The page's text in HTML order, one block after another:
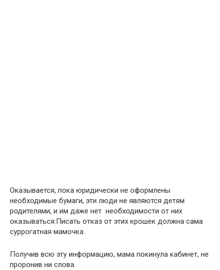
Оказывается, пока юридически не оформлены
необходимые бумаги, эти люди не являются детям
родителями, и им даже нет необходимости от них
оказываться.Писать отказ от этих крошек должна сама
суррогатная мамочка.
Получив всю эту информацию, мама покинула кабинет, не
проронив ни слова.